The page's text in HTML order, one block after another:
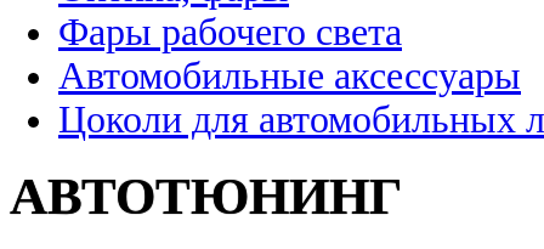
Фары рабочего света
Автомобильные аксессуары
Цоколи для автомобильных
АВТОТЮНИНГ